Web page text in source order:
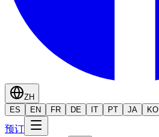
ZH
ES
EN FR DE IT PT JA KO
预订